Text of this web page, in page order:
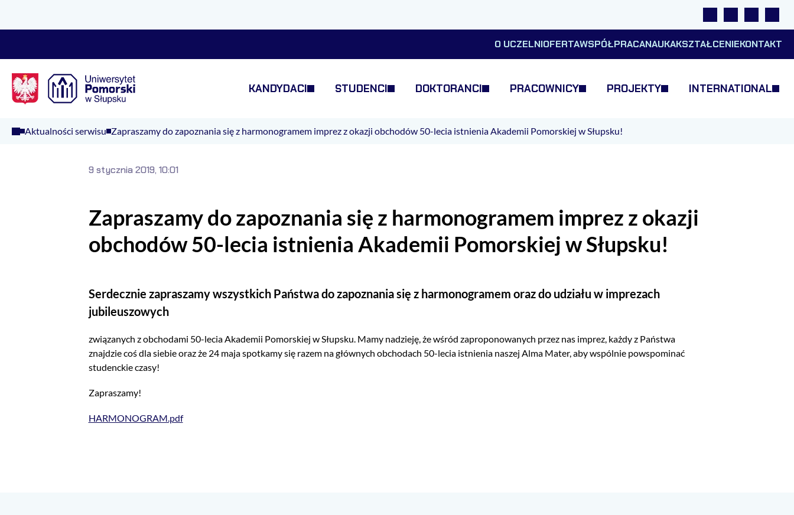
Linki Wyszukiwarka
Tłumacz
O UCZELNIOFERTAWSPÓŁPRACANAUKAKSZTAŁCENIEKONTAKT
KANDYDACI STUDENCI DOKTORANCI PRACOWNICY PROJEKTY INTERNATIONAL
Aktualności serwisu Zapraszamy do zapoznania się z harmonogramem imprez z okazji obchodów 50-lecia istnienia Akademii Pomorskiej w Słupsku!
Zapraszamy do zapoznania się z harmonogramem imprez z okazji
obchodów 50-lecia istnienia Akademii Pomorskiej w Słupsku!
Serdecznie zapraszamy wszystkich Państwa do zapoznania się z harmonogramem oraz do udziału w imprezach
jubileuszowych
9 stycznia 2019, 10:01
związanych z obchodami 50-lecia Akademii Pomorskiej w Słupsku. Mamy nadzieję, że wśród zaproponowanych przez nas imprez, każdy z Państwa
znajdzie coś dla siebie oraz że 24 maja spotkamy się razem na głównych obchodach 50-lecia istnienia naszej Alma Mater, aby wspólnie powspominać
studenckie czasy!
Zapraszamy!
HARMONOGRAM.pdf